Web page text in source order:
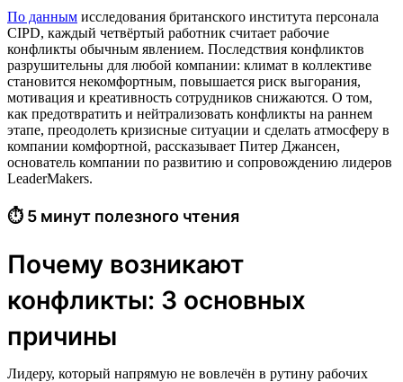
По данным исследования британского института персонала
СIPD, каждый четвёртый работник считает рабочие
конфликты обычным явлением. Последствия конфликтов
разрушительны для любой компании: климат в коллективе
становится некомфортным, повышается риск выгорания,
мотивация и креативность сотрудников снижаются. О том,
как предотвратить и нейтрализовать конфликты на раннем
этапе, преодолеть кризисные ситуации и сделать атмосферу в
компании комфортной, рассказывает Питер Джансен,
основатель компании по развитию и сопровождению лидеров
LeaderMakers.
⏱ 5 минут полезного чтения
Почему возникают
конфликты: 3 основных
причины
Лидеру, который напрямую не вовлечён в рутину рабочих